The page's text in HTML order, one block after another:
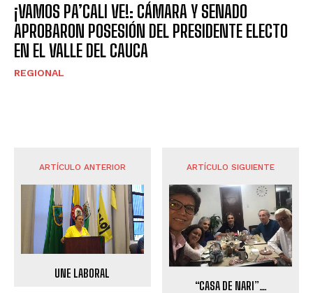
¡VAMOS PA’CALI VE!: CÁMARA Y SENADO
APROBARON POSESIÓN DEL PRESIDENTE ELECTO
EN EL VALLE DEL CAUCA
REGIONAL
ARTÍCULO ANTERIOR
UNE LABORAL
ARTÍCULO SIGUIENTE
“CASA DE NARI”…